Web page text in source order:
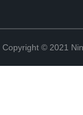
Copyright © 2021